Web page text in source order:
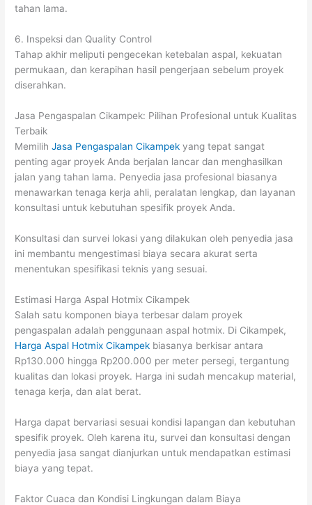
tahan lama.
6. Inspeksi dan Quality Control
Tahap akhir meliputi pengecekan ketebalan aspal, kekuatan
permukaan, dan kerapihan hasil pengerjaan sebelum proyek
diserahkan.
Jasa Pengaspalan Cikampek: Pilihan Profesional untuk Kualitas
Terbaik
MemilihJasa Pengaspalan Cikampek yang tepat sangat
penting agar proyek Anda berjalan lancar dan menghasilkan
jalan yang tahan lama. Penyedia jasa profesional biasanya
menawarkan tenaga kerja ahli, peralatan lengkap, dan layanan
konsultasi untuk kebutuhan spesifik proyek Anda.
Konsultasi dan survei lokasi yang dilakukan oleh penyedia jasa
ini membantu mengestimasi biaya secara akurat serta
menentukan spesifikasi teknis yang sesuai.
Estimasi Harga Aspal Hotmix Cikampek
Salah satu komponen biaya terbesar dalam proyek
pengaspalan adalah penggunaan aspal hotmix. Di Cikampek,
Harga Aspal Hotmix Cikampek biasanya berkisar antara
Rp130.000 hingga Rp200.000 per meter persegi, tergantung
kualitas dan lokasi proyek. Harga ini sudah mencakup material,
tenaga kerja, dan alat berat.
Harga dapat bervariasi sesuai kondisi lapangan dan kebutuhan
spesifik proyek. Oleh karena itu, survei dan konsultasi dengan
penyedia jasa sangat dianjurkan untuk mendapatkan estimasi
biaya yang tepat.
Faktor Cuaca dan Kondisi Lingkungan dalam Biaya